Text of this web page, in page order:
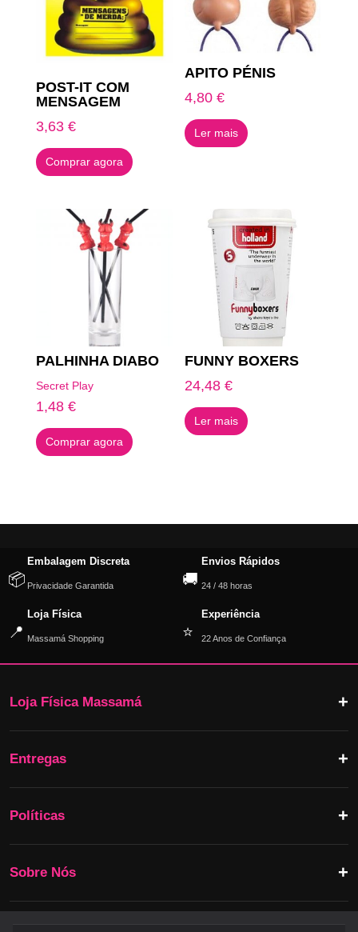
POST-IT COM
MENSAGEM
3,63 €
Comprar agora
APITO PÉNIS
4,80€
Ler mais
PALHINHA DIABO
Secret Play
1,48 €
Comprar agora
FUNNY BOXERS
24,48€
Ler mais
📦
Embalagem Discreta
Privacidade Garantida 🚚
Envios Rápidos
24 / 48 horas
📍
Loja Física
Massamá Shopping ⭐
Experiência
22 Anos de Confiança
Loja Física Massamá
Entregas
Políticas
Sobre Nós